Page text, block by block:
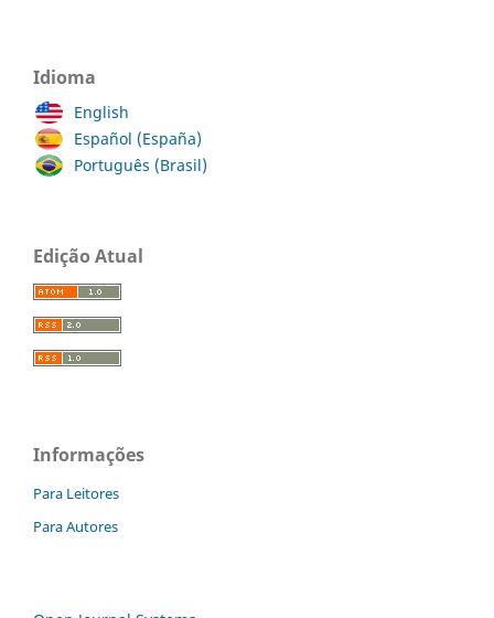
Idioma
English
Español (España)
Português (Brasil)
Edição Atual
Informações
Para Leitores
Para Autores